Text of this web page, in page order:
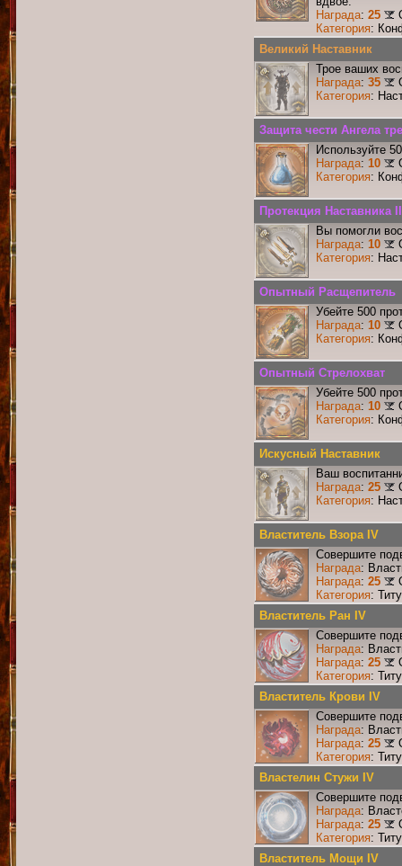
Награда: 25
Категория:
Великий Наставник
Трое ваших
Награда: 35
Категория:
Защита чести Ангела
Используйте
Награда: 10
Категория:
Протекция Наставника II
Вы помогли
Награда: 10
Категория:
Опытный Расщепитель
Убейте 500
Награда: 10
Категория:
Опытный Стрелохват
Убейте 500
Награда: 10
Категория:
Искусный Наставник
Ваш
Награда: 25
Категория:
Властитель Взора IV
Совершите
Награда:
Награда: 25
Категория:
Властитель Ран IV
Совершите
Награда:
Награда: 25
Категория:
Властитель Крови IV
Совершите
Награда:
Награда: 25
Категория:
Властелин Стужи IV
Совершите
Награда:
Награда: 25
Категория:
Властитель Мощи IV